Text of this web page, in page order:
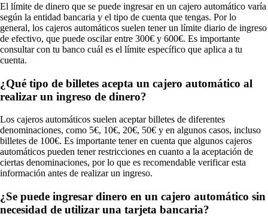
El límite de dinero que se puede ingresar en un cajero automático varía
según la entidad bancaria y el tipo de cuenta que tengas. Por lo
general, los cajeros automáticos suelen tener un límite diario de ingreso
de efectivo, que puede oscilar entre 300€ y 600€. Es importante
consultar con tu banco cuál es el límite específico que aplica a tu
cuenta.
¿Qué tipo de billetes acepta un cajero automático al
realizar un ingreso de dinero?
Los cajeros automáticos suelen aceptar billetes de diferentes
denominaciones, como 5€, 10€, 20€, 50€ y en algunos casos, incluso
billetes de 100€. Es importante tener en cuenta que algunos cajeros
automáticos pueden tener restricciones en cuanto a la aceptación de
ciertas denominaciones, por lo que es recomendable verificar esta
información antes de realizar un ingreso.
¿Se puede ingresar dinero en un cajero automático sin
necesidad de utilizar una tarjeta bancaria?